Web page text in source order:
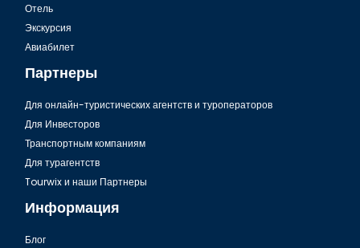
Отель
Экскурсия
Авиабилет
Партнеры
Для онлайн-туристических агентств и туроператоров
Для Инвесторов
Транспортным компаниям
Для турагентств
Tourwix и наши Партнеры
Информация
Блог